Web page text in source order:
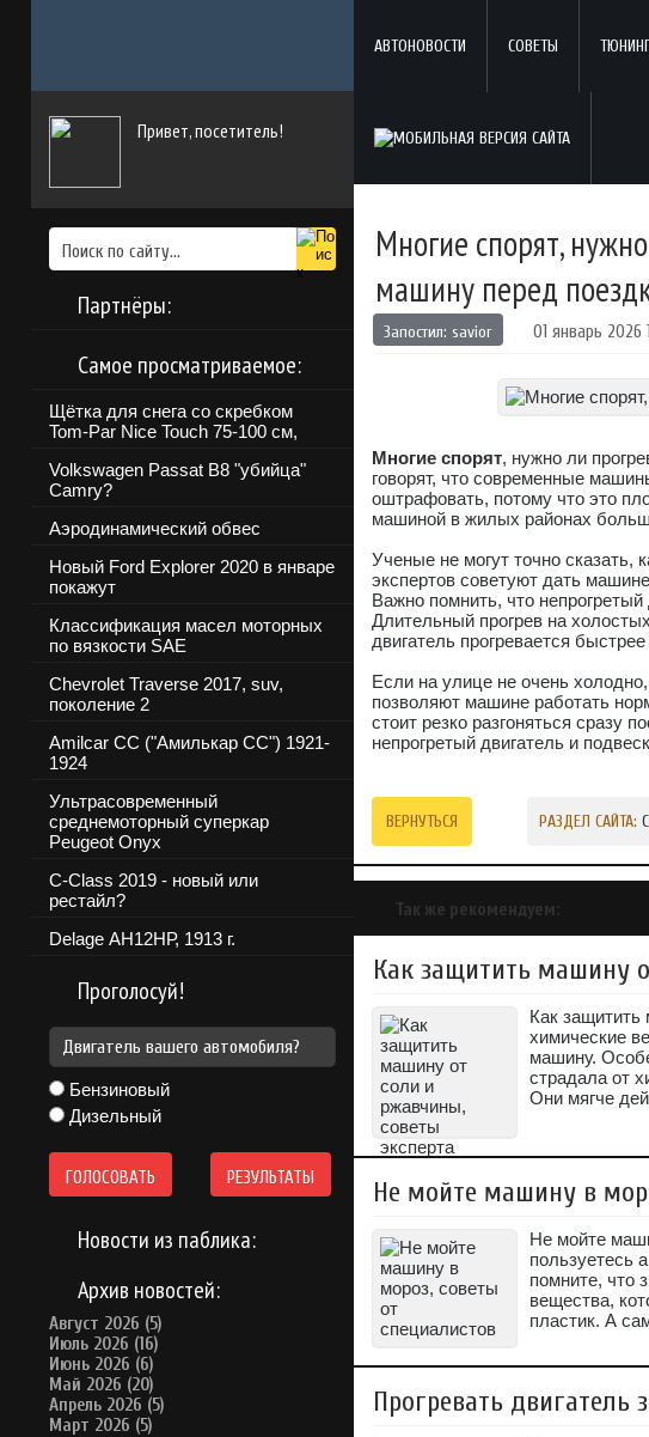
Привет, посетитель!
Партнёры:
Самое просматриваемое:
Щётка для снега со скребком
Tom-Par Nice Touch 75-100 см,
Volkswagen Passat B8 "убийца"
Camry?
Аэродинамический обвес
Новый Ford Explorer 2020 в январе
покажут
Классификация масел моторных
по вязкости SAE
Chevrolet Traverse 2017, suv,
поколение 2
Amilcar CC ("Амилькар СС") 1921-
1924
Ультрасовременный
среднемоторный суперкар
Peugeot Onyx
C-Class 2019 - новый или
рестайл?
Delage АН12НР, 1913 г.
Проголосуй!
Двигатель вашего автомобиля?
Бензиновый
Дизельный
ГОЛОСОВАТЬ РЕЗУЛЬТАТЫ
Новости из паблика:
Архив новостей:
Август 2026 (5)
Июль 2026 (16)
Июнь 2026 (6)
Май 2026 (20)
Апрель 2026 (5)
Март 2026 (5)
АВТОНОВОСТИ СОВЕТЫ
Многие спорят,
машину перед
Запостил: savior 01 январь 2026
Многие спорят, нужно ли
говорят, что современные
оштрафовать, потому что это
машиной в жилых районах
Ученые не могут точно сказать,
экспертов советуют дать
Важно помнить, что
Длительный прогрев на
двигатель прогревается
Если на улице не очень
позволяют машине работать
стоит резко разгоняться сразу
непрогретый двигатель и
ВЕРНУТЬСЯ РАЗДЕЛ САЙТА:
Так же рекомендуем:
Как защитить машину
Как защитить
химические
машину.
страдала от
Они мягче
Не мойте машину в
Не мойте
пользуетесь
помните, что
вещества,
пластик. А
Прогревать двигатель